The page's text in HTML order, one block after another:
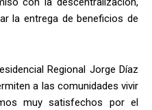
la entrega de beneficios de
Regional Jorge Díaz
a las comunidades vivir
muy satisfechos por el